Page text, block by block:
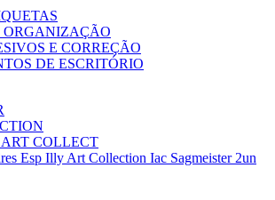
ORGANIZAÇÃO
E CORREÇÃO
DE ESCRITÓRIO
COLLECT
Esp Illy Art Collection Iac Sagmeister 2un